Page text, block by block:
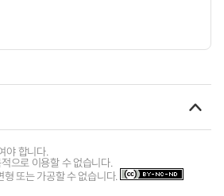
야 합니다.
으로 이용할 수 없습니다.
또는 가공할 수 없습니다.